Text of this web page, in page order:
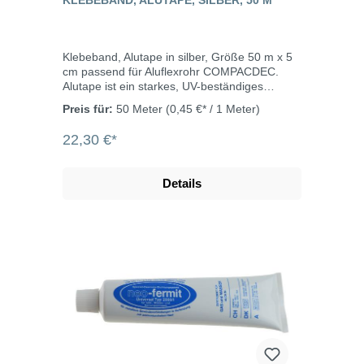
Klebeband, Alutape in silber, Größe 50 m x 5
cm passend für Aluflexrohr COMPACDEC.
Alutape ist ein starkes, UV-beständiges
Gummiklebeschicht auf der Innenseite. Es ist
Luftaufbereitungssystemen und für
Preis für: 50 Meter (0,45 €* / 1 Meter)
22,30 €*
Details